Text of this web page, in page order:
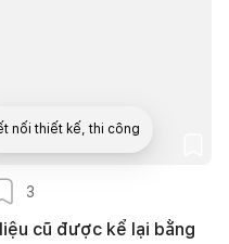
3
cũ được kể lại bằng
nối thiết kế, thi công